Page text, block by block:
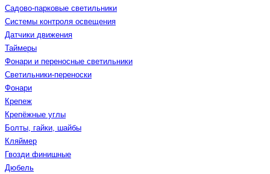
Садово-парковые светильники
Системы контроля освещения
Датчики движения
Таймеры
Фонари и переносные светильники
Светильники-переноски
Фонари
Крепеж
Крепёжные углы
Болты, гайки, шайбы
Кляймер
Гвозди финишные
Дюбель